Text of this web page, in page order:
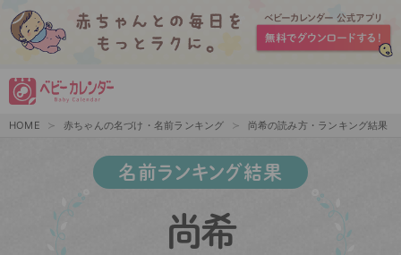
HOME 赤ちゃんの名づけ・名前ランキング 尚希の読み方・ランキング結果
名前ランキング結果
尚希